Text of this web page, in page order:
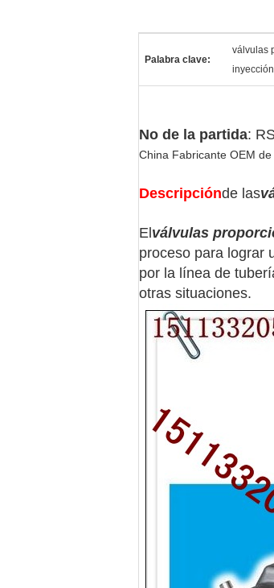
Palabra clave:
válvulas
inyección
No de la partida:
China Fabricante OEM
Descripciónde las
El válvulas
proceso para lograr
por la línea de
otras situaciones.